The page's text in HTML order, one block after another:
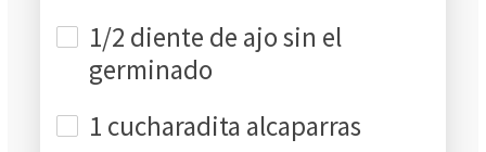
1/2 diente de ajo sin el
germinado
1 cucharadita alcaparras